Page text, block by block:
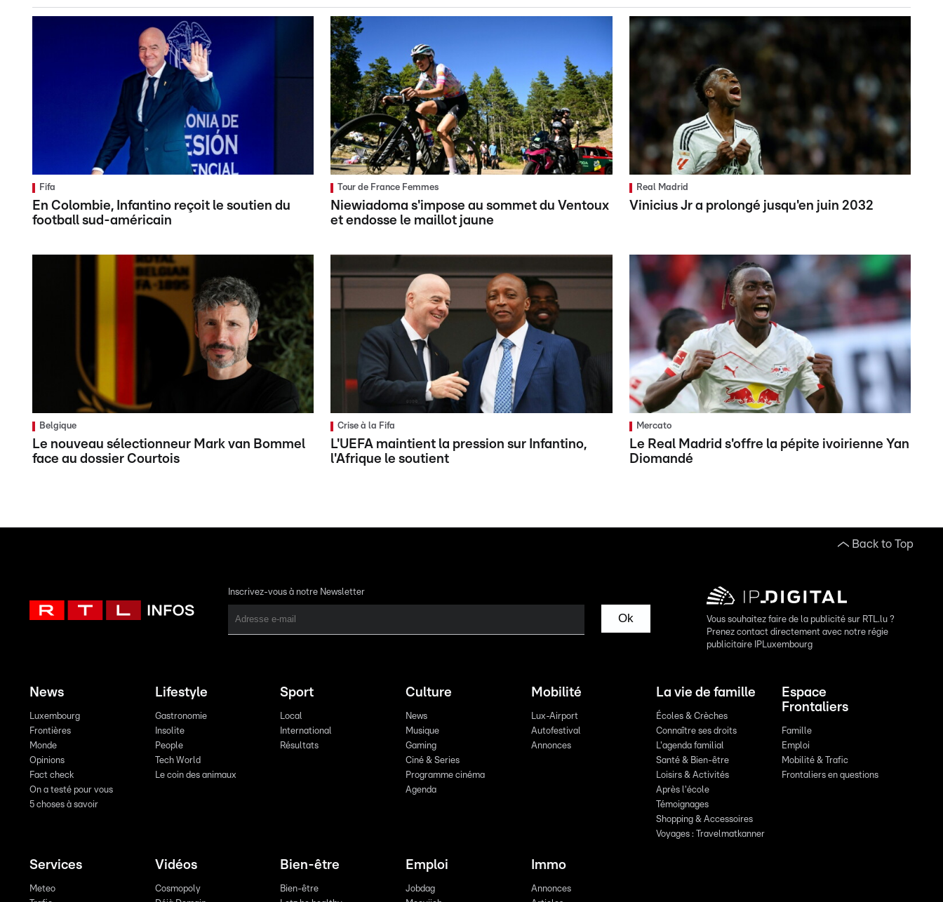
Fifa
En Colombie, Infantino reçoit le soutien du
football sud-américain
Tour de France Femmes
Niewiadoma s'impose au sommet du Ventoux
et endosse le maillot jaune
Real Madrid
Vinicius Jr a prolongé jusqu'en juin 2032
Belgique
Le nouveau sélectionneur Mark van Bommel
face au dossier Courtois
Crise à la Fifa
L'UEFA maintient la pression sur Infantino,
l'Afrique le soutient
Mercato
Le Real Madrid s'offre la pépite ivoirienne Yan
Diomandé
Back to Top
Inscrivez-vous à notre Newsletter
Ok
Vous souhaitez faire de la publicité sur RTL.lu ?
Prenez contact directement avec notre régie
publicitaire IPLuxembourg
News
Luxembourg
Frontières
Monde
Opinions
Fact check
On a testé pour vous
5 choses à savoir
Lifestyle
Gastronomie
Insolite
People
Tech World
Le coin des animaux
Sport
Local
International
Résultats
Culture
News
Musique
Gaming
Ciné & Series
Programme cinéma
Agenda
Mobilité
Lux-Airport
Autofestival
Annonces
La vie de famille
Écoles & Crèches
Connaître ses droits
L'agenda familial
Santé & Bien-être
Loisirs & Activités
Après l'école
Témoignages
Shopping & Accessoires
Voyages : Travelmatkanner
Espace
Frontaliers
Famille
Emploi
Mobilité & Trafic
Frontaliers en questions
Services
Meteo
Vidéos
Cosmopoly
Bien-être
Bien-être
Emploi
Jobdag
Immo
Annonces